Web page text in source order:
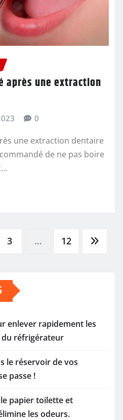
après une extraction
0
une extraction dentaire
de ne pas boire
3 … 12
enlever rapidement les
du réfrigérateur
le réservoir de vos
passe !
papier toilette et
les odeurs.